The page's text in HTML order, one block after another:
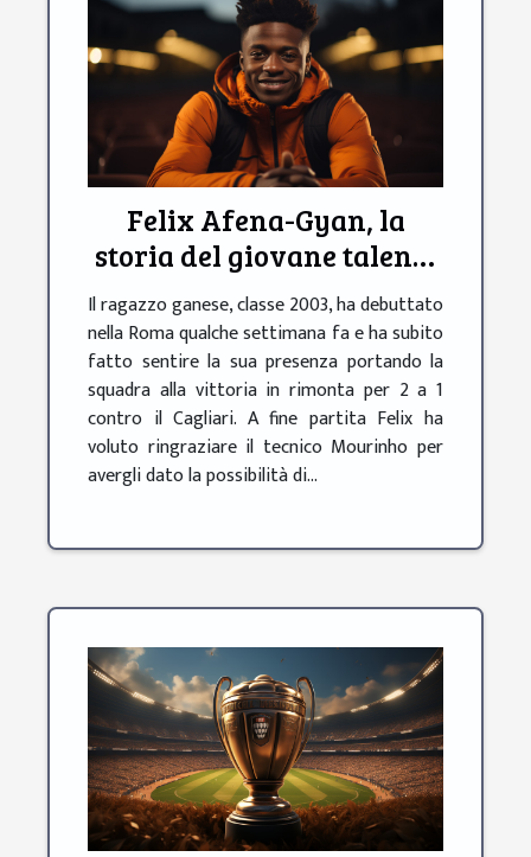
Felix Afena-Gyan, la
storia del giovane talento
della Roma
Il ragazzo ganese, classe 2003, ha debuttato
nella Roma qualche settimana fa e ha subito
fatto sentire la sua presenza portando la
squadra alla vittoria in rimonta per 2 a 1
contro il Cagliari. A fine partita Felix ha
voluto ringraziare il tecnico Mourinho per
avergli dato la possibilità di...